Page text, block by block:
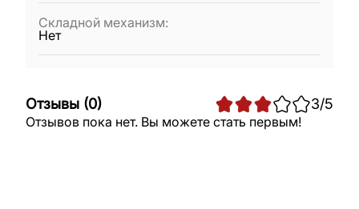
Складной механизм:
Нет
Отзывы (0) 3/5
Отзывов пока нет. Вы можете стать первым!